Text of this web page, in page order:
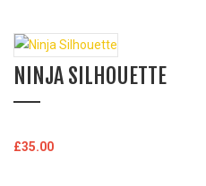
NINJA SILHOUETTE
£35.00